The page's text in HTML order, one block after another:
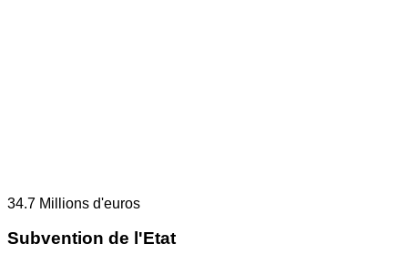
34.7 Millions d'euros
Subvention de l'Etat